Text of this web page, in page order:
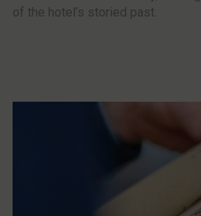
of the hotel’s storied past.